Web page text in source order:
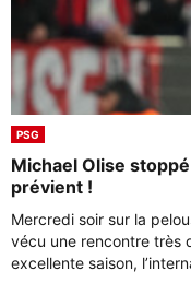
PSG
Michael Olise
prévient !
Mercredi soir sur la
vécu une rencontre très
excellente saison,